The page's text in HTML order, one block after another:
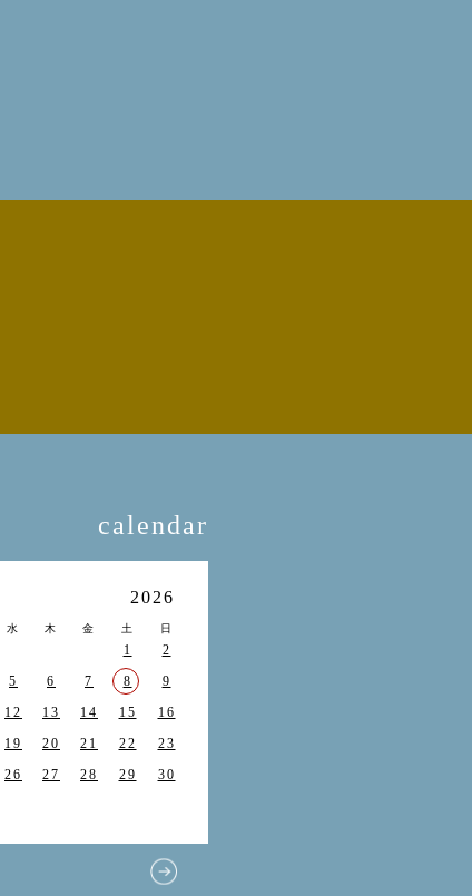
calendar
2026
水 木 金 土 日
1
2
5 6 7 8
9
12 13 14 15
16
19 20 21 22
23
26 27 28 29
30